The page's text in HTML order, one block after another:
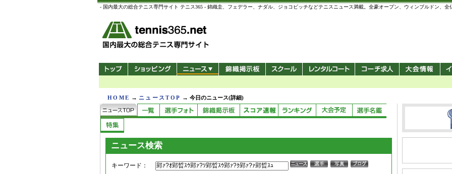
- 国内最大の総合テニス専門サイト テニス365 - 錦織圭、フェデラー、ナダル、ジョコビッチなどテニスニュース満載。全豪オープン、ウィンブルドン、全
HOME → ニュースTOP →今日のニュース(詳細)
ニュース検索
キーワード：